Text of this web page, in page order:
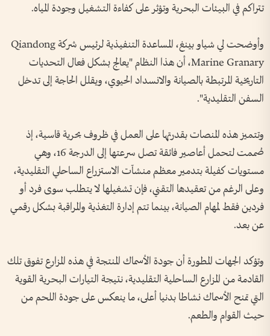
تتراكم في البيئات البحرية وتؤثر على كفاءة التشغيل وجودة المياه.
وأوضحت لي شياو بينغ، المساعدة التنفيذية لرئيس شركة Qiandong
Marine Granary، أن هذا النظام "يعالج بشكل فعال التحديات
التاريخية المرتبطة بالصيانة والانسداد الحيوي، ويقلل الحاجة إلى تدخل
السفن التقليدية".
وتتميز هذه المنصات بقدرتها على العمل في ظروف بحرية قاسية، إذ
صُممت لتحمل أعاصير فائقة تصل سرعتها إلى الدرجة 16، وهي
مستويات كفيلة بتدمير معظم منشآت الاستزراع الساحلي التقليدية،
وعلى الرغم من تعقيدها التقني، فإن تشغيلها لا يتطلب سوى فرد أو
فردين فقط لمهام الصيانة، بينما تتم إدارة التغذية والمراقبة بشكل رقمي
عن بعد.
وتؤكد الجهات المطورة أن جودة الأسماك المنتجة في هذه المزارع تفوق تلك
القادمة من المزارع الساحلية التقليدية، نتيجة التيارات البحرية القوية
التي تمنح الأسماك نشاطا بدنيا أعلى، ما ينعكس على جودة اللحم من
حيث القوام والطعم.